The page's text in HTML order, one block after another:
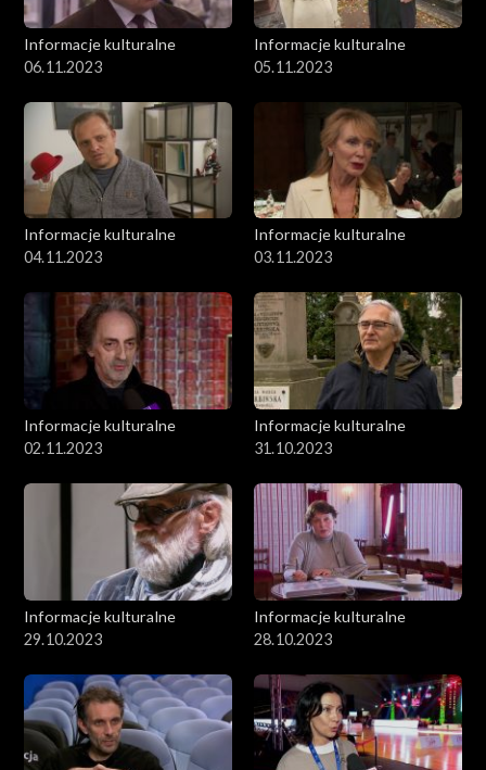
Informacje kulturalne
06.11.2023
Informacje kulturalne
05.11.2023
Informacje kulturalne
04.11.2023
Informacje kulturalne
03.11.2023
Informacje kulturalne
02.11.2023
Informacje kulturalne
31.10.2023
Informacje kulturalne
29.10.2023
Informacje kulturalne
28.10.2023